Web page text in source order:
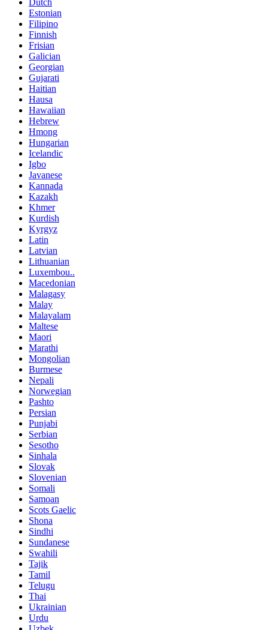
Dutch
Estonian
Filipino
Finnish
Frisian
Galician
Georgian
Gujarati
Haitian
Hausa
Hawaiian
Hebrew
Hmong
Hungarian
Icelandic
Igbo
Javanese
Kannada
Kazakh
Khmer
Kurdish
Kyrgyz
Latin
Latvian
Lithuanian
Luxembou..
Macedonian
Malagasy
Malay
Malayalam
Maltese
Maori
Marathi
Mongolian
Burmese
Nepali
Norwegian
Pashto
Persian
Punjabi
Serbian
Sesotho
Sinhala
Slovak
Slovenian
Somali
Samoan
Scots Gaelic
Shona
Sindhi
Sundanese
Swahili
Tajik
Tamil
Telugu
Thai
Ukrainian
Urdu